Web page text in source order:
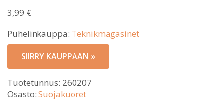
3,99 €
Puhelinkauppa: Teknikmagasinet
SIIRRY KAUPPAAN »
Tuotetunnus: 260207
Osasto: Suojakuoret